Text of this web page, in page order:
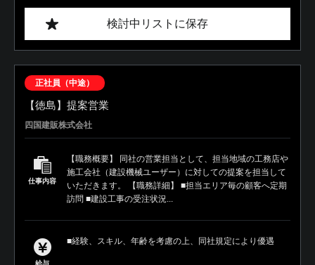
検討中リストに保存
正社員（中途）
【徳島】提案営業
四国建販株式会社
仕事内容
【職務概要】 同社の営業担当として、担当地域の工務店や
施工会社（建設機械ユーザー）に対しての提案を担当して
いただきます。 【職務詳細】 ■担当エリア毎の顧客へ定期
訪問 ■建設工事の受注状況...
給与
■経験、スキル、年齢を考慮の上、同社規定により優遇